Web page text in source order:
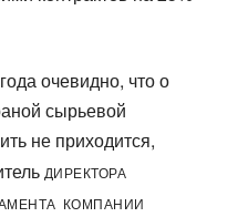
очевидно, что о
сырьевой
не приходится,
директора
компании